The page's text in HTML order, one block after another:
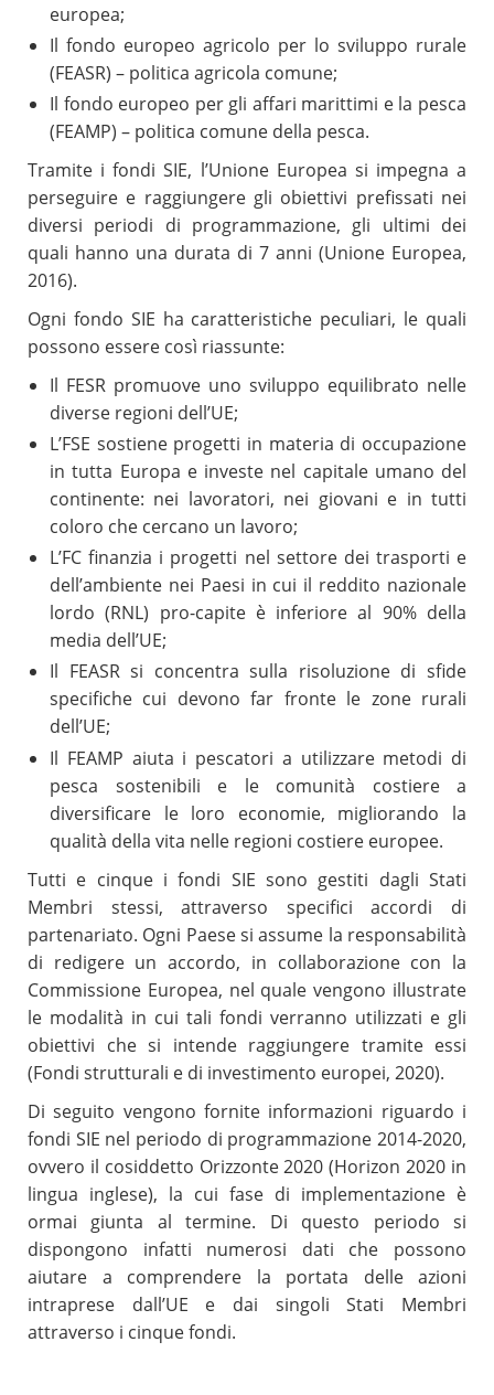
europea;
Il fondo europeo agricolo per lo sviluppo rurale
(FEASR) – politica agricola comune;
Il fondo europeo per gli affari marittimi e la pesca
(FEAMP) – politica comune della pesca.
Tramite i fondi SIE, l’Unione Europea si impegna a
perseguire e raggiungere gli obiettivi prefissati nei
diversi periodi di programmazione, gli ultimi dei
quali hanno una durata di 7 anni (Unione Europea,
2016).
Ogni fondo SIE ha caratteristiche peculiari, le quali
possono essere così riassunte:
Il FESR promuove uno sviluppo equilibrato nelle
diverse regioni dell’UE;
L’FSE sostiene progetti in materia di occupazione
in tutta Europa e investe nel capitale umano del
continente: nei lavoratori, nei giovani e in tutti
coloro che cercano un lavoro;
L’FC finanzia i progetti nel settore dei trasporti e
dell’ambiente nei Paesi in cui il reddito nazionale
lordo (RNL) pro-capite è inferiore al 90% della
media dell’UE;
Il FEASR si concentra sulla risoluzione di sfide
specifiche cui devono far fronte le zone rurali
dell’UE;
Il FEAMP aiuta i pescatori a utilizzare metodi di
pesca sostenibili e le comunità costiere a
diversificare le loro economie, migliorando la
qualità della vita nelle regioni costiere europee.
Tutti e cinque i fondi SIE sono gestiti dagli Stati
Membri stessi, attraverso specifici accordi di
partenariato. Ogni Paese si assume la responsabilità
di redigere un accordo, in collaborazione con la
Commissione Europea, nel quale vengono illustrate
le modalità in cui tali fondi verranno utilizzati e gli
obiettivi che si intende raggiungere tramite essi
(Fondi strutturali e di investimento europei, 2020).
Di seguito vengono fornite informazioni riguardo i
fondi SIE nel periodo di programmazione 2014-2020,
ovvero il cosiddetto Orizzonte 2020 (Horizon 2020 in
lingua inglese), la cui fase di implementazione è
ormai giunta al termine. Di questo periodo si
dispongono infatti numerosi dati che possono
aiutare a comprendere la portata delle azioni
intraprese dall’UE e dai singoli Stati Membri
attraverso i cinque fondi.